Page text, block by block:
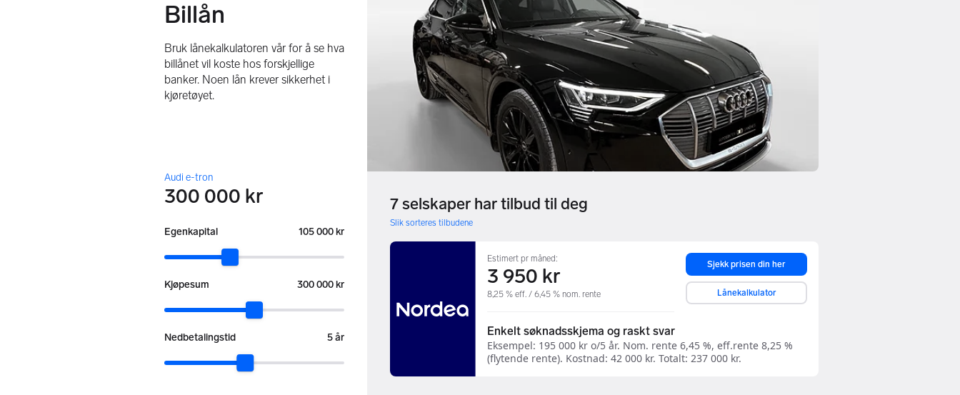
Billån
Bruk lånekalkulatoren vår for å se hva
billånet vil koste hos forskjellige
banker. Noen lån krever sikkerhet i
kjøretøyet.
Audi e-tron
300 000 kr
Egenkapital
: 105 000 kr
Kjøpesum
: 300 000 kr
Nedbetalingstid
: 5 år
7 selskaper har tilbud til deg
Slik sorteres tilbudene
Estimert pr måned:
3 950 kr
8,25 % eff. / 6,45 % nom. rente
Sjekk prisen din her
Lånekalkulator
Enkelt søknadsskjema og raskt svar
Eksempel: 195 000 kr o/5 år. Nom. rente 6,45 %, eff.rente 8,25 %
(flytende rente). Kostnad: 42 000 kr. Totalt: 237 000 kr.